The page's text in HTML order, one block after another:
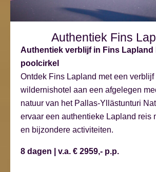
Authentiek Fins
Authentiek verblijf in Fins Lapland
poolcirkel
Ontdek Fins Lapland met een verblijf
wildernishotel aan een afgelegen
natuur van het Pallas-Yllästunturi
ervaar een authentieke Lapland reis
en bijzondere activiteiten.
8 dagen | v.a. € 2959,- p.p.